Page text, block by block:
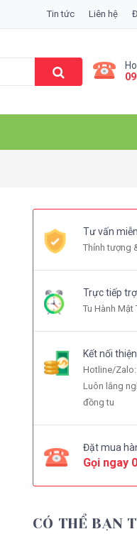
Tin tức Liên hệ
Tư vấn
Thỉnh tượng
Trực tiếp
Tu Hành Mật
Kết nối
Hotline/Zalo:
Luôn lắng
đồng tu
Đặt mua
Gọi ngay
CÓ THỂ BẠN